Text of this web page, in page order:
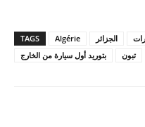
TAGS Algérie الجزائر
بتوريد أول سيارة من الخارج
تبون